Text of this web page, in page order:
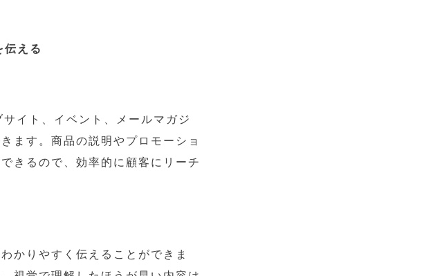
伝える
イト、イベント、メールマガジ
ます。商品の説明やプロモーショ
きるので、効率的に顧客にリーチ
かりやすく伝えることができま